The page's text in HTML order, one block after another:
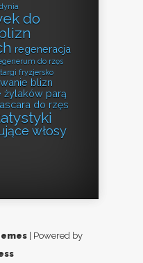
do
regeneracja
do rzęs
targi fryzjersko
blizn
żylaków parą
do rzęs
włosy
| Powered by